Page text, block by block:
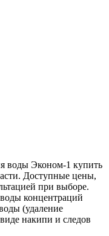
воды Эконом-1 купить
Доступные цены,
при выборе.
концентраций
(удаление
накипи и следов